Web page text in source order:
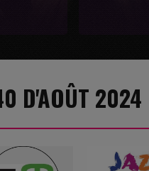
D'AOÛT 2024